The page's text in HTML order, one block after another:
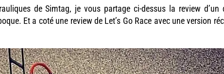
de Simtag, je vous partage ci-dessus la review d’un
Et a coté une review de Let’s Go Race avec une version